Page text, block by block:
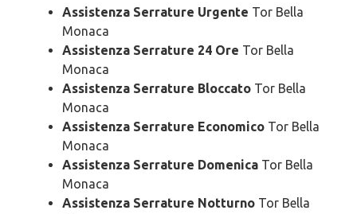
Assistenza Serrature Urgente Tor Bella
Monaca
Assistenza Serrature 24 Ore Tor Bella
Monaca
Assistenza Serrature Bloccato Tor Bella
Monaca
Assistenza Serrature Economico Tor Bella
Monaca
Assistenza Serrature Domenica Tor Bella
Monaca
Assistenza Serrature Notturno Tor Bella